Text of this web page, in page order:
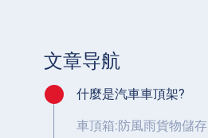
文章导航
什麼是汽車車頂架?
車頂箱:防風雨貨物儲存